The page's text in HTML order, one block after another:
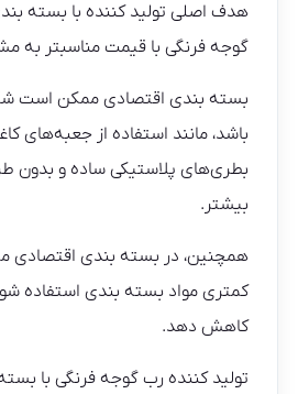
هدف اصلی تولید کننده با بسته
گوجه فرنگی با قیمت مناسبتر به
بسته بندی اقتصادی ممکن است
باشد، مانند استفاده از جعبه‌های
بطری‌های پلاستیکی ساده و بدون
بیشتر.
همچنین، در بسته بندی اقتصادی
کمتری مواد بسته بندی استفاده
کاهش دهد.
تولید کننده رب گوجه فرنگی با